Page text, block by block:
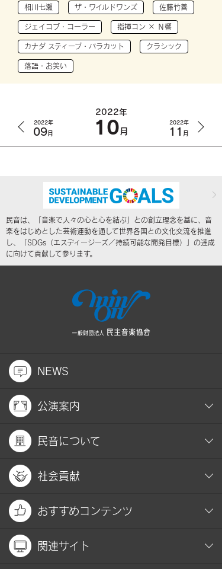
相川七瀬 ザ・ワイルドワンズ 佐藤竹善
ジェイコブ・コーラー 指揮コン × Ｎ響
カナダ スティーブ・バラカット クラシック
落語・お笑い
2022年
09月
2022年
10月
2022年
11 月
民音は、「音楽で人々の心と心を結ぶ」との創立理念を基に、音
楽をはじめとした芸術運動を通して世界各国との文化交流を推進
し、「SDGs（エスディージーズ／持続可能な開発目標）」の達成
に向けて貢献して参ります。
NEWS
公演案内
民音について
社会貢献
おすすめコンテンツ
関連サイト